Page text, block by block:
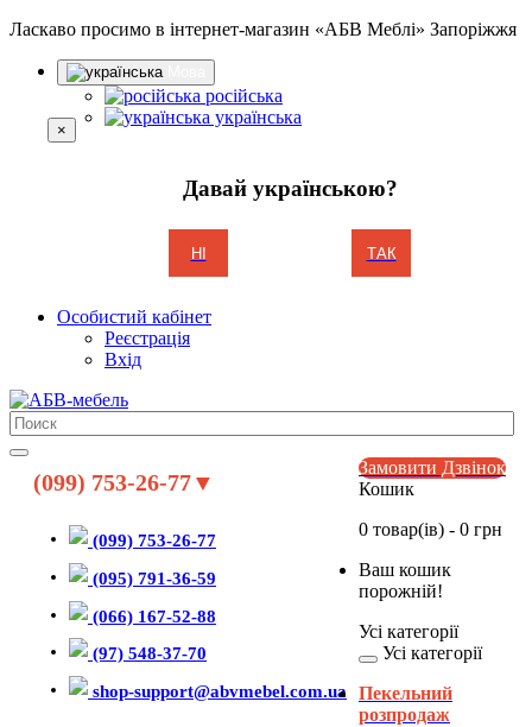
Ласкаво просимо в інтернет-магазин «АБВ Меблі» Запоріжжя
російська
українська
×
Давай українською?
НІ ТАК
Особистий кабінет
Реєстрація
Вхід
(099) 753-26-77▼
(099) 753-26-77
(095) 791-36-59
(066) 167-52-88
(97) 548-37-70
shop-support@abvmebel.com.ua
Замовити Дзвінок
Кошик
0 товар(ів) - 0 грн
Ваш кошик
порожній!
Усі категорії
Усі категорії
Пекельний
розпродаж